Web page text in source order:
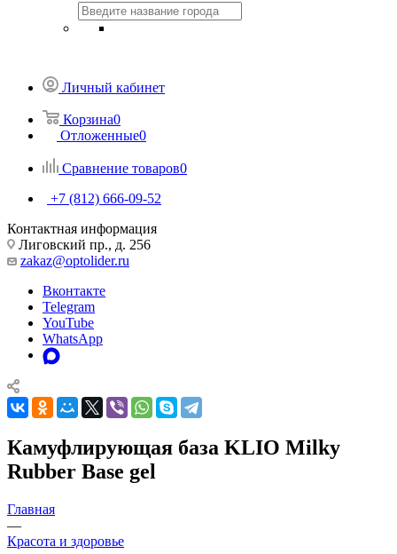
Личный кабинет
Корзина0
Отложенные0
Сравнение товаров0
+7 (812) 666-09-52
Контактная информация
Лиговский пр., д. 256
zakaz@optolider.ru
Вконтакте
Telegram
YouTube
WhatsApp
Камуфлирующая база KLIO Milky
Rubber Base gel
Главная
—
Красота и здоровье